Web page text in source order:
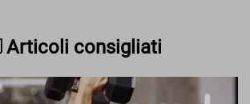
Articoli consigliati